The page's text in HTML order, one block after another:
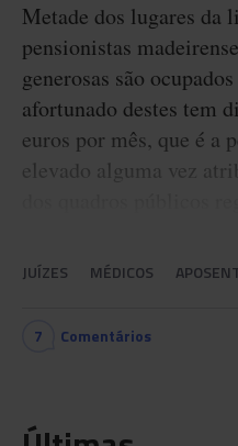
Metade dos lugares da
pensionistas
generosas são
afortunado destes tem
euros por mês, que é a
elevado alguma vez
JUÍZES MÉDICOS
7 Comentários